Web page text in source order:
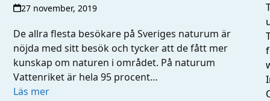
27 november, 2019
De allra flesta besökare på Sveriges naturum är
nöjda med sitt besök och tycker att de fått mer
kunskap om naturen i området. På naturum
Vattenriket är hela 95 procent…
Läs mer